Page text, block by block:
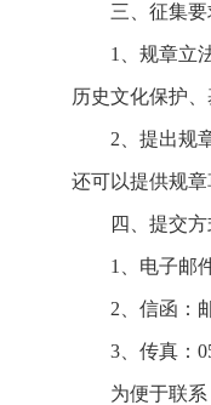
三、征集要
1、规章立
历史文化保护
2、提出规
还可以提供规章
四、提交方
1、电子邮
2、信函：
3、传真：
为便于联